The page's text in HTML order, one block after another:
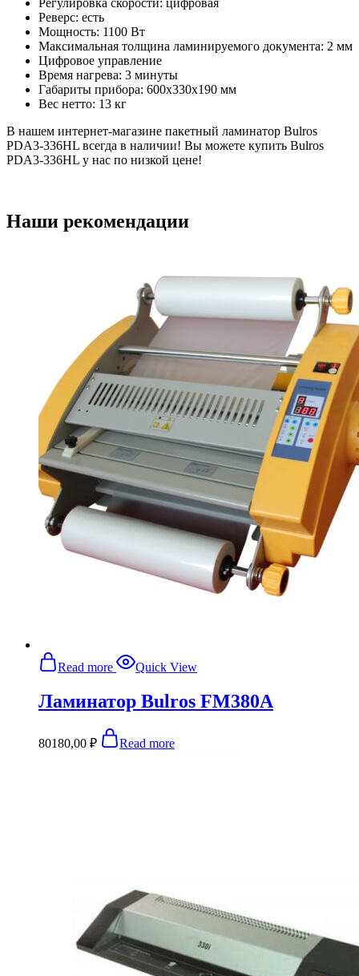
Регулировка скорости: цифровая
Реверс: есть
Мощность: 1100 Вт
Максимальная толщина ламинируемого документа: 2 мм
Цифровое управление
Время нагрева: 3 минуты
Габариты прибора: 600х330х190 мм
Вес нетто: 13 кг
В нашем интернет-магазине пакетный ламинатор Bulros
PDA3-336HL всегда в наличии! Вы можете купить Bulros
PDA3-336HL у нас по низкой цене!
Наши рекомендации
Read more Quick View
Ламинатор Bulros FM380A
80180,00 ₽ Read more